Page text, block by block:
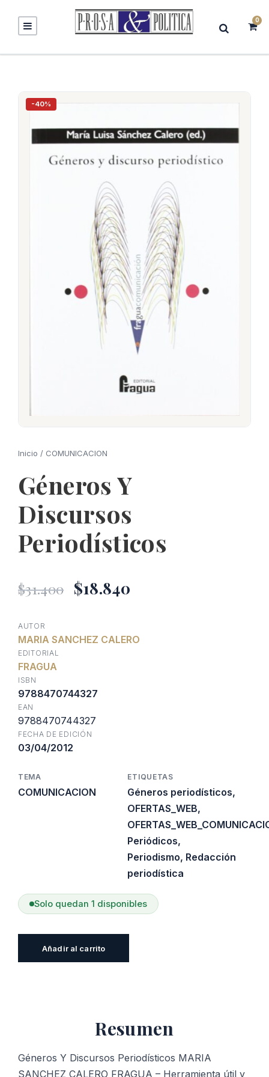
0
-40%
Inicio / COMUNICACION
Géneros Y
Discursos
Periodísticos
$31.400 El
original
era:
$31.400.
$18.840
actual
AUTOR
MARIA SANCHEZ CALERO
EDITORIAL
FRAGUA
ISBN
9788470744327
EAN
9788470744327
FECHA DE EDICIÓN
03/04/2012
TEMA
COMUNICACION
ETIQUETAS
Géneros periodísticos,
OFERTAS_WEB,
Periódicos,
Periodismo, Redacción
periodística
Solo quedan 1 disponibles
Añadir al carrito
Resumen
Géneros Y Discursos Periodísticos MARIA
SANCHEZ CALERO FRAGUA – Herramienta útil y